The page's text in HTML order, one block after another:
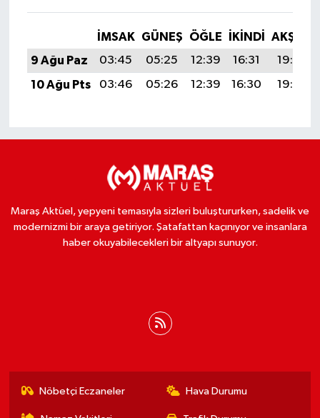
İMSAK GÜNEŞ ÖĞLE İKINDI
AKŞAM
9 Ağu Paz
03:45 05:25 12:39 16:31
19:43
10 Ağu Pts
03:46 05:26 12:39 16:30 19:42
Maraş Aktüel, yepyeni temasıyla sizleri buluştururken, sadelik ve
modernizmi bir araya getiriyor. Şatafattan kaçınıyor ve insanlara
haber okuyabilecekleri bir altyapı sunuyor.
Nöbetçi Eczaneler Hava Durumu